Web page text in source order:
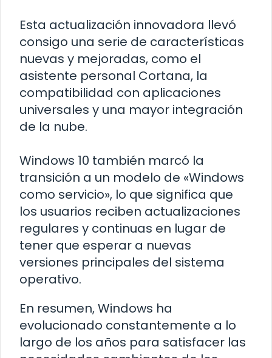
Esta actualización innovadora llevó
consigo una serie de características
nuevas y mejoradas, como el
asistente personal Cortana, la
compatibilidad con aplicaciones
universales y una mayor integración
de la nube.
Windows 10 también marcó la
transición a un modelo de «Windows
como servicio», lo que significa que
los usuarios reciben actualizaciones
regulares y continuas en lugar de
tener que esperar a nuevas
versiones principales del sistema
operativo.
En resumen, Windows ha
evolucionado constantemente a lo
largo de los años para satisfacer las